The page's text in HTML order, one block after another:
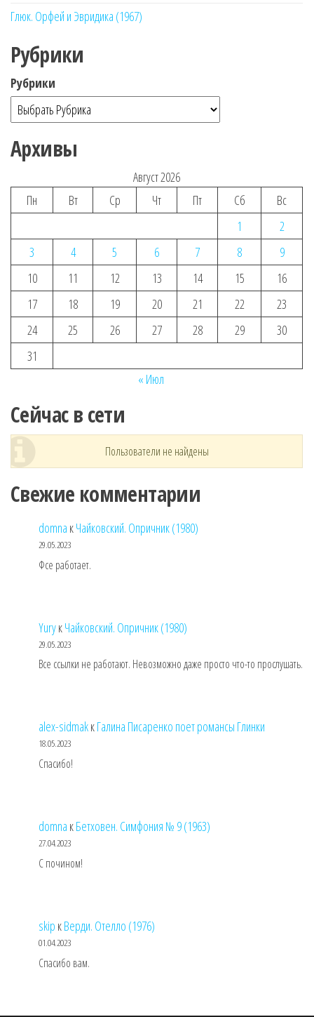
Глюк. Орфей и Эвридика (1967)
Рубрики
Рубрики
Архивы
Август 2026
Пн
Вт Ср Чт Пт Сб
Вс
1
2
3
4 5 6 7 8
9
10
11 12 13 14 15
16
17
18 19 20 21 22
23
24
25 26 27 28 29
30
31
« Июл
Сейчас в сети
Пользователи не найдены
Свежие комментарии
domna кЧайковский. Опричник (1980)
29.05.2023
Фсе работает.
YuryкЧайковский. Опричник (1980)
29.05.2023
Все ссылки не работают. Невозможно даже просто что-то прослушать.
alex-sidmakкГалина Писаренко поет романсы Глинки
18.05.2023
Спасибо!
domna кБетховен. Симфония № 9 (1963)
27.04.2023
С почином!
skip кВерди. Отелло (1976)
01.04.2023
Спасибо вам.